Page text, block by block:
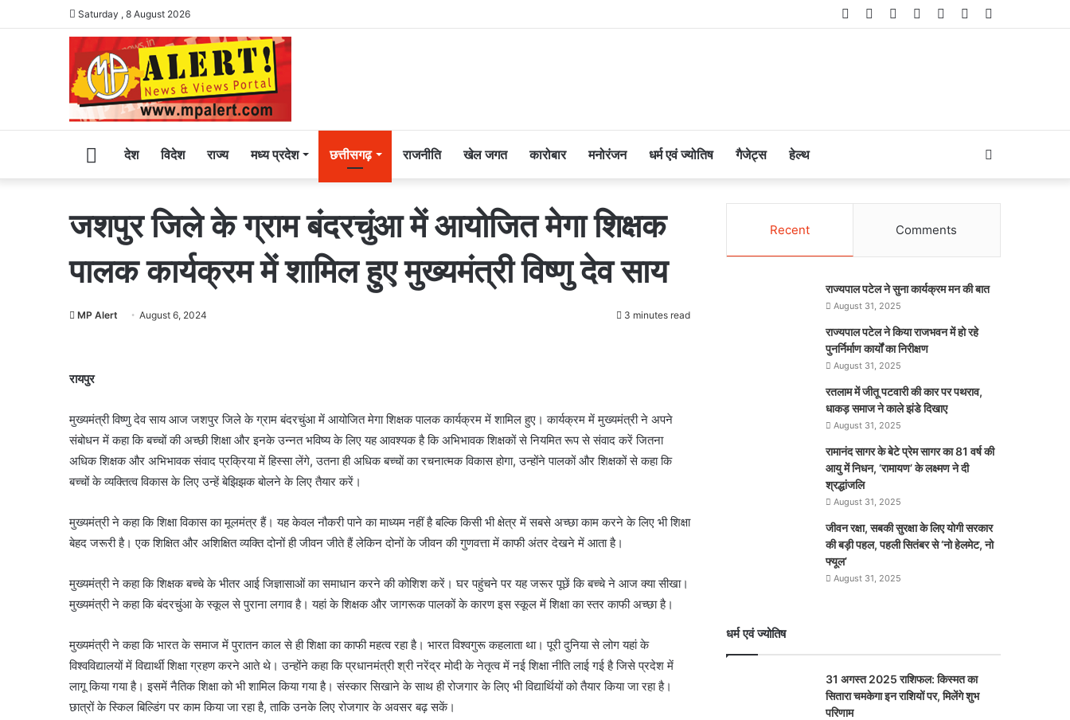
Saturday , 8 August 2026 Telegram
Instagram
YouTube
LinkedIn
Twitter
Facebook
Homeदेश विदेश राज्य मध्य प्रदेश छत्तीसगढ़ राजनीति खेल जगत कारोबार मनोरंजन धर्म एवं ज्योतिष गैजेट्स हेल्थ
for
जशपुर जिले के ग्राम बंदरचुंआ में आयोजित मेगा शिक्षक
पालक कार्यक्रम में शामिल हुए मुख्यमंत्री विष्णु देव साय
MP Alert August 6, 2024 3 minutes read
रायपुर
मुख्यमंत्री विष्णु देव साय आज जशपुर जिले के ग्राम बंदरचुंआ में आयोजित मेगा शिक्षक पालक कार्यक्रम में शामिल हुए। कार्यक्रम में मुख्यमंत्री ने अपने
संबोधन में कहा कि बच्चों की अच्छी शिक्षा और इनके उन्नत भविष्य के लिए यह आवश्यक है कि अभिभावक शिक्षकों से नियमित रूप से संवाद करें जितना
अधिक शिक्षक और अभिभावक संवाद प्रक्रिया में हिस्सा लेंगे, उतना ही अधिक बच्चों का रचनात्मक विकास होगा, उन्होंने पालकों और शिक्षकों से कहा कि
बच्चों के व्यक्तित्व विकास के लिए उन्हें बेझिझक बोलने के लिए तैयार करें।
मुख्यमंत्री ने कहा कि शिक्षा विकास का मूलमंत्र हैं। यह केवल नौकरी पाने का माध्यम नहीं है बल्कि किसी भी क्षेत्र में सबसे अच्छा काम करने के लिए भी शिक्षा
बेहद जरूरी है। एक शिक्षित और अशिक्षित व्यक्ति दोनों ही जीवन जीते हैं लेकिन दोनों के जीवन की गुणवत्ता में काफी अंतर देखने में आता है।
मुख्यमंत्री ने कहा कि शिक्षक बच्चे के भीतर आई जिज्ञासाओं का समाधान करने की कोशिश करें। घर पहुंचने पर यह जरूर पूछें कि बच्चे ने आज क्या सीखा।
मुख्यमंत्री ने कहा कि बंदरचुंआ के स्कूल से पुराना लगाव है। यहां के शिक्षक और जागरूक पालकों के कारण इस स्कूल में शिक्षा का स्तर काफी अच्छा है।
मुख्यमंत्री ने कहा कि भारत के समाज में पुरातन काल से ही शिक्षा का काफी महत्व रहा है। भारत विश्वगुरू कहलाता था। पूरी दुनिया से लोग यहां के
विश्वविद्यालयों में विद्यार्थी शिक्षा ग्रहण करने आते थे। उन्होंने कहा कि प्रधानमंत्री श्री नरेंद्र मोदी के नेतृत्व में नई शिक्षा नीति लाई गई है जिसे प्रदेश में
लागू किया गया है। इसमें नैतिक शिक्षा को भी शामिल किया गया है। संस्कार सिखाने के साथ ही रोजगार के लिए भी विद्यार्थियों को तैयार किया जा रहा है।
छात्रों के स्किल बिल्डिंग पर काम किया जा रहा है, ताकि उनके लिए रोजगार के अवसर बढ़ सकें।
Recent Comments
राज्यपाल पटेल ने सुना कार्यक्रम मन की बात
August 31, 2025
राज्यपाल पटेल ने किया राजभवन में हो रहे
पुनर्निर्माण कार्यों का निरीक्षण
August 31, 2025
रतलाम में जीतू पटवारी की कार पर पथराव,
धाकड़ समाज ने काले झंडे दिखाए
August 31, 2025
रामानंद सागर के बेटे प्रेम सागर का 81 वर्ष की
आयु में निधन, ‘रामायण’ के लक्ष्मण ने दी
श्रद्धांजलि
August 31, 2025
जीवन रक्षा, सबकी सुरक्षा के लिए योगी सरकार
की बड़ी पहल, पहली सितंबर से ‘नो हेलमेट, नो
फ्यूल’
August 31, 2025
धर्म एवं ज्योतिष
31 अगस्त 2025 राशिफल: किस्मत का
सितारा चमकेगा इन राशियों पर, मिलेंगे शुभ
परिणाम